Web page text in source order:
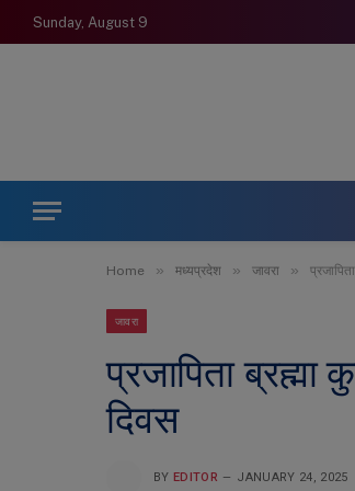
Sunday, August 9
Home » मध्यप्रदेश » जावरा »
जावरा
प्रजापिता ब्रह्मा
दिवस
BY EDITOR JANUARY 24, 2025